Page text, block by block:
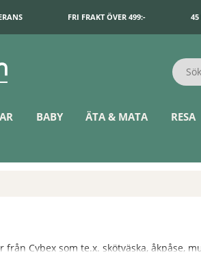
FRI FRAKT ÖVER 499:- 45
BABY ÄTA & MATA RESA
Cybex som te.x. skötväska, åkpåse,